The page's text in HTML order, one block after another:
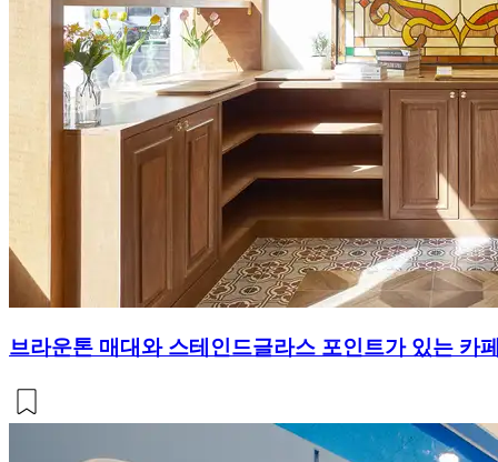
브라운톤 매대와 스테인드글라스 포인트가 있는 카